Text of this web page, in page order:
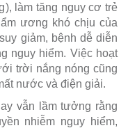
làm tăng nguy cơ trẻ
ương khó chịu của
giảm, bệnh dễ diễn
nguy hiểm. Việc hoạt
trời nắng nóng cũng
nước và điện giải.
vẫn lầm tưởng rằng
nhiễm nguy hiểm,